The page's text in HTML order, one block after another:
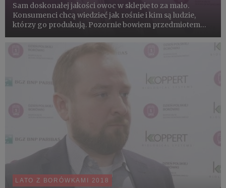
Sam doskonałej jakości owoc w sklepie to za mało.
Konsumenci chcą wiedzieć jak rośnie i kim są ludzie,
którzy go produkują. Pozornie bowiem przedmiotem
sprzedajmy i kupujemy „obietnice”. Nasze zobowiązanie
dostarczenia korzyś...
LATO Z BORÓWKAMI 2018